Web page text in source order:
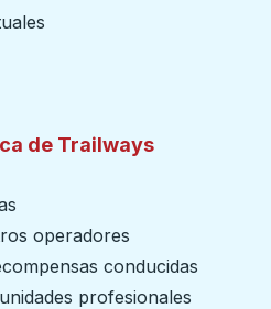
de Trailways
operadores
conducidas
profesionales